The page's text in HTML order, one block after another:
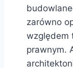
zarówno
względem
prawnym.